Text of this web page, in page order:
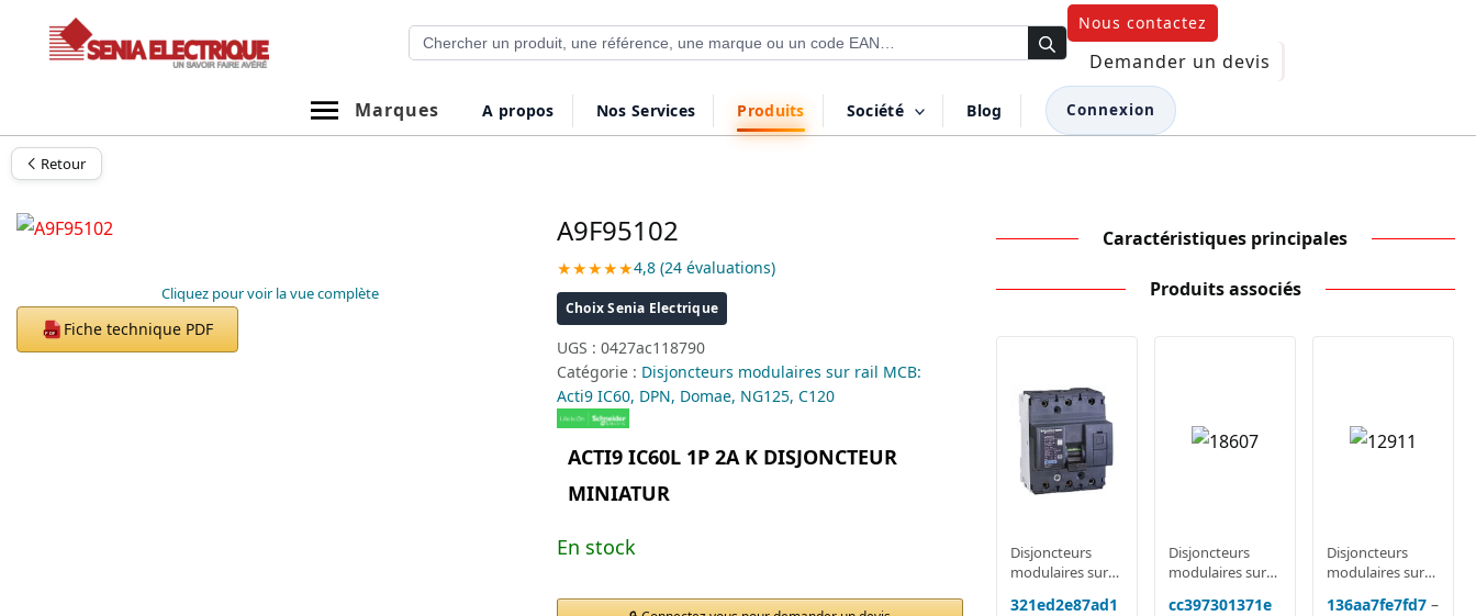
Recherche de produits
Nous contactez
Demander un devis
Marques
A propos Nos Services Produits Société Blog Connexion
Retour
Cliquez pour voir la vue complète
PDF Fiche technique PDF
A9F95102
★★★★★4,8 (24 évaluations)
Choix Senia Electrique
UGS : 0427ac118790
Catégorie : Disjoncteurs modulaires sur rail MCB:
Acti9 IC60, DPN, Domae, NG125, C120
ACTI9 IC60L 1P 2A K DISJONCTEUR
MINIATUR
En stock
Caractéristiques principales
Produits associés
Disjoncteurs
modulaires sur
IC60, DPN,
321ed2e87ad1
Disjoncteurs
modulaires sur
IC60, DPN,
cc397301371e
Disjoncteurs
modulaires sur
IC60, DPN,
136aa7fe7fd7 –